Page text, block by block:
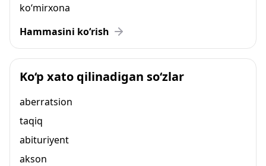
ko‘mirxona
Hammasini ko‘rish
Ko‘p xato qilinadigan so‘zlar
aberratsion
taqiq
abituriyent
akson